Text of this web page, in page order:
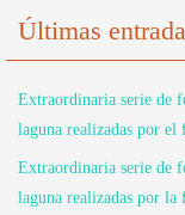
Últimas
Extraordinaria serie de
laguna realizadas por
Extraordinaria serie de
laguna realizadas por